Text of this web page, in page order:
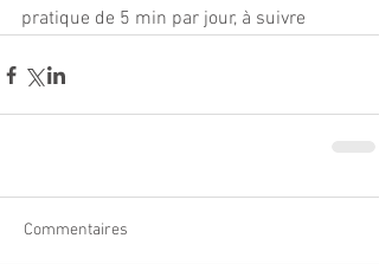
pratique de 5 min par jour, à suivre
Commentaires